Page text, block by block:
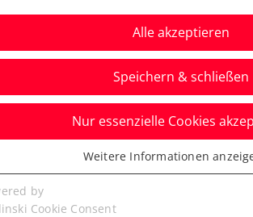
Weissborn
Alle akzeptieren
Speichern & schließen
Nur essenzielle Cookies
Cookies werden für grundlegende
benötigt. Dadurch ist gewährleistet,
Weitere Informationen
by
Cookie Consent